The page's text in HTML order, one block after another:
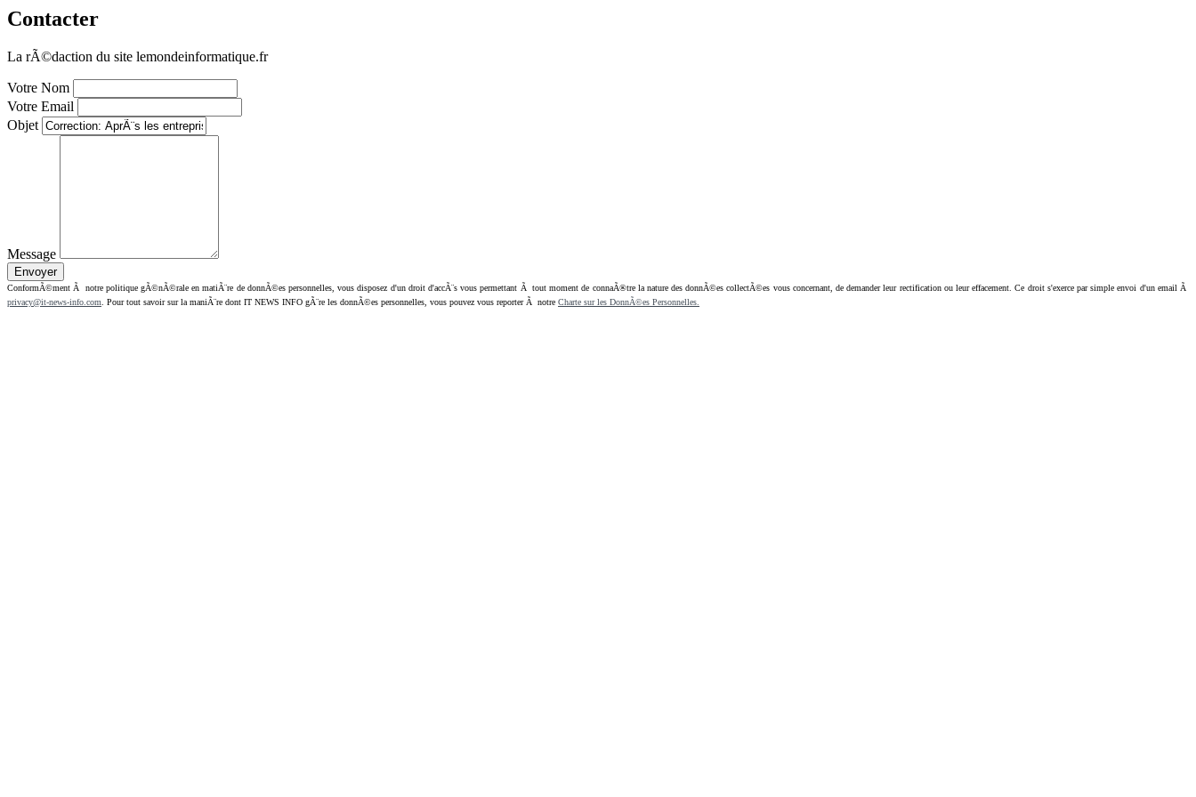
Contacter
La rÃ©daction du site lemondeinformatique.fr
Votre Nom
Votre Email
Objet
Message
ConformÃ©ment Ã notre politique gÃ©nÃ©rale en matiÃ¨re de donnÃ©es personnelles, vous disposez d'un droit d'accÃ¨s vous permettant Ã tout moment de connaÃ®tre la nature des donnÃ©es collectÃ©es vous concernant, de demander leur rectification ou leur effacement. Ce droit s'exerce par simple envoi d'un email Ã
privacy@it-news-info.com . Pour tout savoir sur la maniÃ¨re dont IT NEWS INFO gÃ¨re les donnÃ©es personnelles, vous pouvez vous reporter Ã notre Charte sur les DonnÃ©es Personnelles.